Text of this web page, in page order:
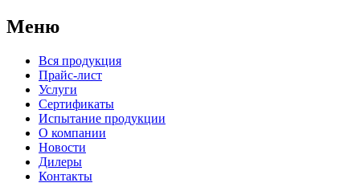
Меню
Вся продукция
Прайс-лист
Услуги
Сертификаты
Испытание продукции
О компании
Новости
Дилеры
Контакты